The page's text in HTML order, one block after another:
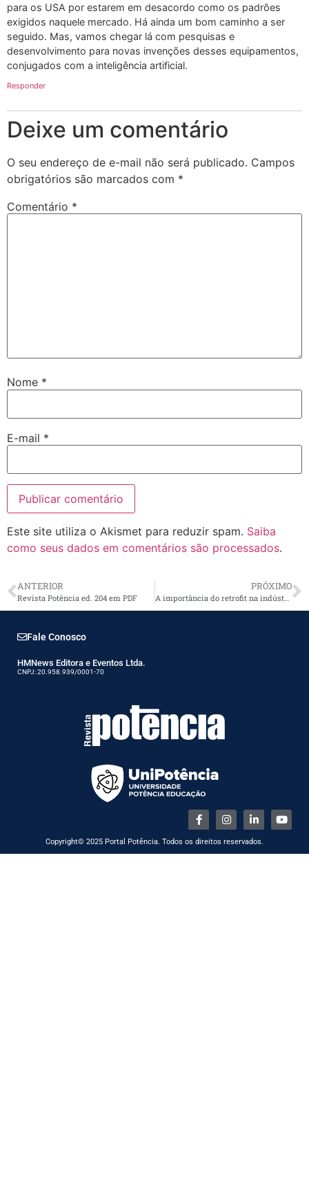
para os USA por estarem em desacordo como os padrões
exigidos naquele mercado. Há ainda um bom caminho a ser
seguido. Mas, vamos chegar lá com pesquisas e
desenvolvimento para novas invenções desses equipamentos,
conjugados com a inteligência artificial.
Responder
Deixe um comentário
O seu endereço de e-mail não será publicado. Campos
obrigatórios são marcados com *
Comentário *
Nome *
E-mail *
Este site utiliza o Akismet para reduzir spam. Saiba
como seus dados em comentários são processados.
ANTERIOR
Revista Potência ed. 204 em PDF
PRÓXIMO
A importância do retrofit na indústria 4.0
Fale Conosco
HMNews Editora e Eventos Ltda.
CNPJ: 20.958.939/0001-70
Copyright© 2025 Portal Potência. Todos os direitos reservados.